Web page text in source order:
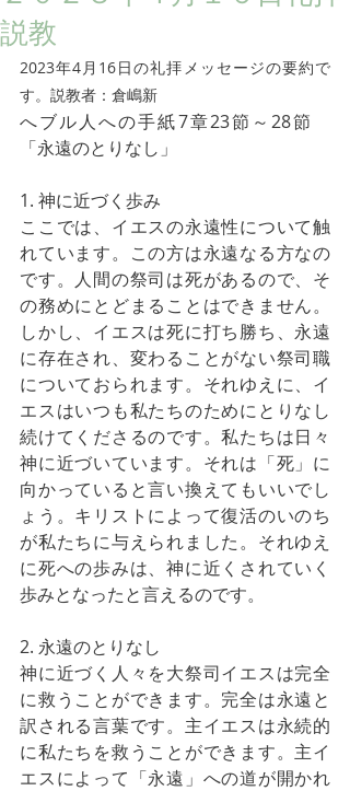
説教
2023年4月16日の礼拝メッセージの要約で
す。説教者：倉嶋新
へブル人への手紙7章23節～28節
「永遠のとりなし」
1. 神に近づく歩み
ここでは、イエスの永遠性について触
れています。この方は永遠なる方なの
です。人間の祭司は死があるので、そ
の務めにとどまることはできません。
しかし、イエスは死に打ち勝ち、永遠
に存在され、変わることがない祭司職
についておられます。それゆえに、イ
エスはいつも私たちのためにとりなし
続けてくださるのです。私たちは日々
神に近づいています。それは「死」に
向かっていると言い換えてもいいでし
ょう。キリストによって復活のいのち
が私たちに与えられました。それゆえ
に死への歩みは、神に近くされていく
歩みとなったと言えるのです。
2. 永遠のとりなし
神に近づく人々を大祭司イエスは完全
に救うことができます。完全は永遠と
訳される言葉です。主イエスは永続的
に私たちを救うことができます。主イ
エスによって「永遠」への道が開かれ